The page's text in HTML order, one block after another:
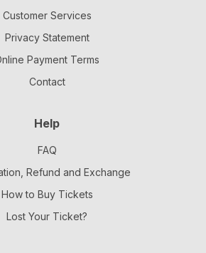
Customer Services
Privacy Statement
Payment Terms
Contact
Help
FAQ
Refund and Exchange
How to Buy Tickets
Lost Your Ticket?